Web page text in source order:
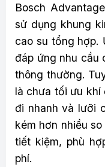
Bosch
sử dụng khung
cao su tổng hợp.
đáp ứng nhu cầu
thông thường.
là chưa tối ưu
đi nhanh và lưỡi
kém hơn nhiều
tiết kiệm, phù
phí.